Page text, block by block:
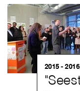
2015 -